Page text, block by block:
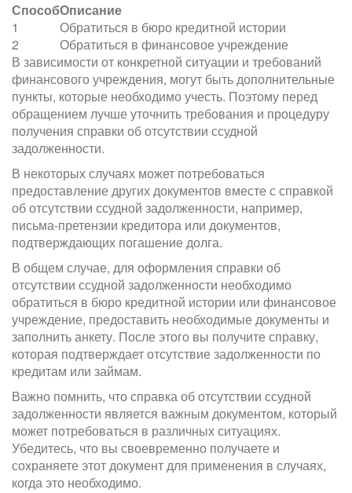
СпособОписание
1
Обратиться в бюро кредитной истории
2
Обратиться в финансовое учреждение
В зависимости от конкретной ситуации и требований
финансового учреждения, могут быть дополнительные
пункты, которые необходимо учесть. Поэтому перед
обращением лучше уточнить требования и процедуру
получения справки об отсутствии ссудной
задолженности.
В некоторых случаях может потребоваться
предоставление других документов вместе с справкой
об отсутствии ссудной задолженности, например,
письма-претензии кредитора или документов,
подтверждающих погашение долга.
В общем случае, для оформления справки об
отсутствии ссудной задолженности необходимо
обратиться в бюро кредитной истории или финансовое
учреждение, предоставить необходимые документы и
заполнить анкету. После этого вы получите справку,
которая подтверждает отсутствие задолженности по
кредитам или займам.
Важно помнить, что справка об отсутствии ссудной
задолженности является важным документом, который
может потребоваться в различных ситуациях.
Убедитесь, что вы своевременно получаете и
сохраняете этот документ для применения в случаях,
когда это необходимо.